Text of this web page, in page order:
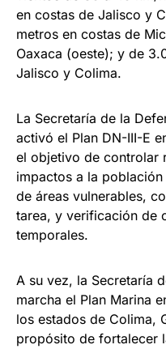
en costas de Jalisco y
metros en costas de
Oaxaca (oeste); y de
Jalisco y Colima.
La Secretaría de la
activó el Plan DN-III-E
el objetivo de controlar
impactos a la
de áreas vulnerables,
tarea, y verificación de
temporales.
A su vez, la Secretaría
marcha el Plan Marina
los estados de Colima,
propósito de fortalecer